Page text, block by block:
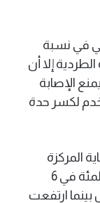
في نسبة
إلا أن
الإصابة
لكسر حدة
المركزة
الخاصة ب(كوفيد 19) ارتفع من 9ر14 في المئة في 6
يوم امس بينما ارتفعت